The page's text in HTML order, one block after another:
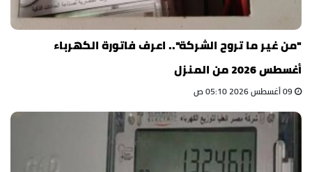
"من غير ما تروح الشركة".. اعرف فاتورة الكهرباء
أغسطس 2026 من المنزل